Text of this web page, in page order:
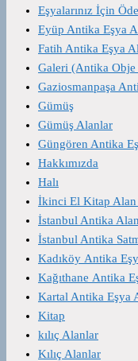
Eşyalarınız İçin
Eyüp Antika Eşya
Fatih Antika Eşya
Galeri (Antika
Gaziosmanpaşa
Gümüş
Gümüş Alanlar
Güngören Antika
Hakkımızda
Halı
İkinci El Kitap Alan
İstanbul Antika
İstanbul Antika
Kadıköy Antika
Kağıthane Antika
Kartal Antika Eşya
Kitap
kılıç Alanlar
Kılıç Alanlar